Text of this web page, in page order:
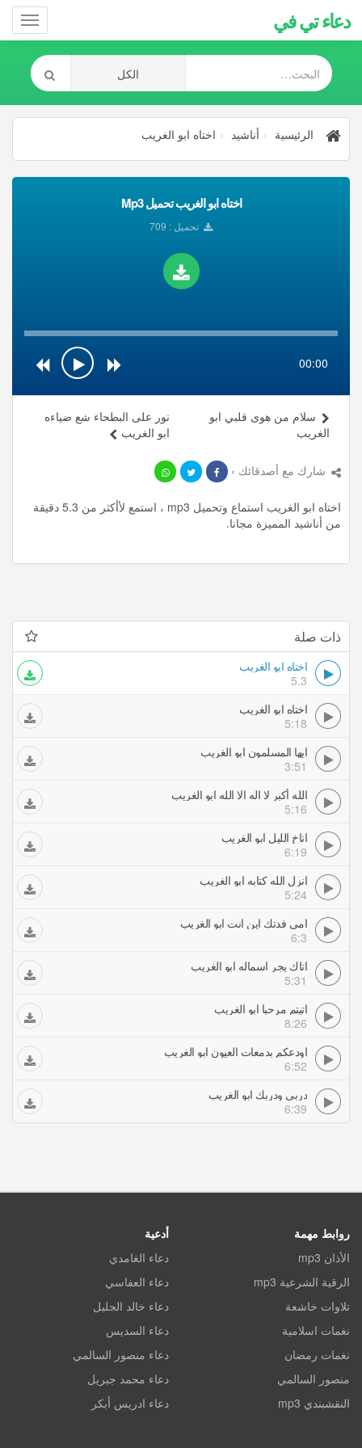
دعاء تي في
الرئيسية أناشيد اختاه ابو الغريب
اختاه ابو الغريب تحميل Mp3
تحميل : 709
00:00
نور على البطحاء شع ضياءه
ابو الغريب
سلام من هوى قلبي ابو
الغريب
شارك مع أصدقائك ›
اختاه ابو الغريب استماع وتحميل mp3 ، استمع لأأكثر من 5.3 دقيقة
من أناشيد المميزة مجانا.
ذات صلة
اختاه ابو الغريب
5.3
اختاه ابو الغريب
5:18
ايها المسلمون ابو الغريب
3:51
الله أكبر لا اله الا الله ابو الغريب
5:16
اناخ الليل ابو الغريب
6:19
انزل الله كتابه ابو الغريب
5:24
امي فدتك اين انت ابو الغريب
6:3
اتاك يجر اسماله ابو الغريب
5:31
اتيتم مرحبا ابو الغريب
8:26
اودعكم بدمعات العيون ابو الغريب
6:52
دربي ودربك ابو الغريب
6:39
روابط مهمة
الأذان mp3
الرقية الشرعية mp3
تلاوات خاشعة
نغمات اسلامية
نغمات رمضان
منصور السالمي
النقشبندي mp3
أدعية
دعاء الغامدي
دعاء العفاسي
دعاء خالد الجليل
دعاء السديس
دعاء منصور السالمي
دعاء محمد جبريل
دعاء ادريس أبكر